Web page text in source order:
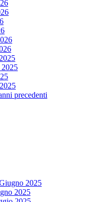
precedenti
2025
2025